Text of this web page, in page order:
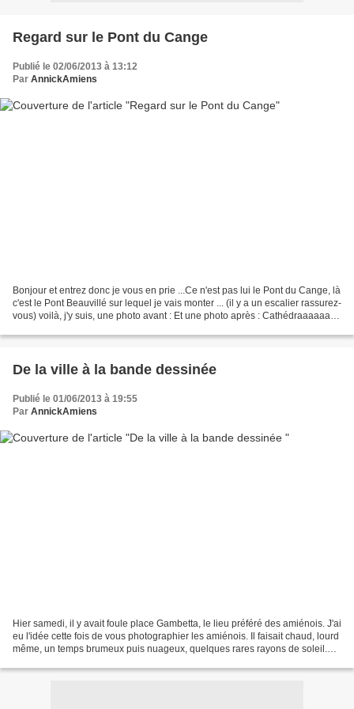
Regard sur le Pont du Cange
Publié le 02/06/2013 à 13:12
Par AnnickAmiens
Bonjour et entrez donc je vous en prie ...Ce n'est pas lui le Pont du Cange, là
c'est le Pont Beauvillé sur lequel je vais monter ... (il y a un escalier rassurez-
vous) voilà, j'y suis, une photo avant : Et une photo après : Cathédraaaaaale
De la ville à la bande dessinée
Publié le 01/06/2013 à 19:55
Par AnnickAmiens
Hier samedi, il y avait foule place Gambetta, le lieu préféré des amiénois. J'ai
eu l'idée cette fois de vous photographier les amiénois. Il faisait chaud, lourd
même, un temps brumeux puis nuageux, quelques rares rayons de soleil.